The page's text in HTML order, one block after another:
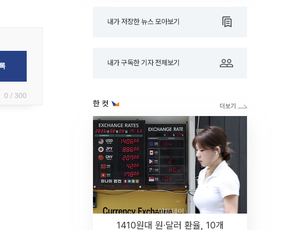
0 / 300
내가 저장한 뉴스 모아보기
내가 구독한 기자 전체보기
한 컷
1410원대 원·달러 환율, 10개